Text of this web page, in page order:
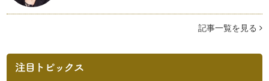
インテリアに合う花の『色合わせ』
春・・・ 四季のうちでもお花を目にすることが多いこの季
フラワーアクセサリーで春のファッションを楽しんで
&n…
記事一覧を見る